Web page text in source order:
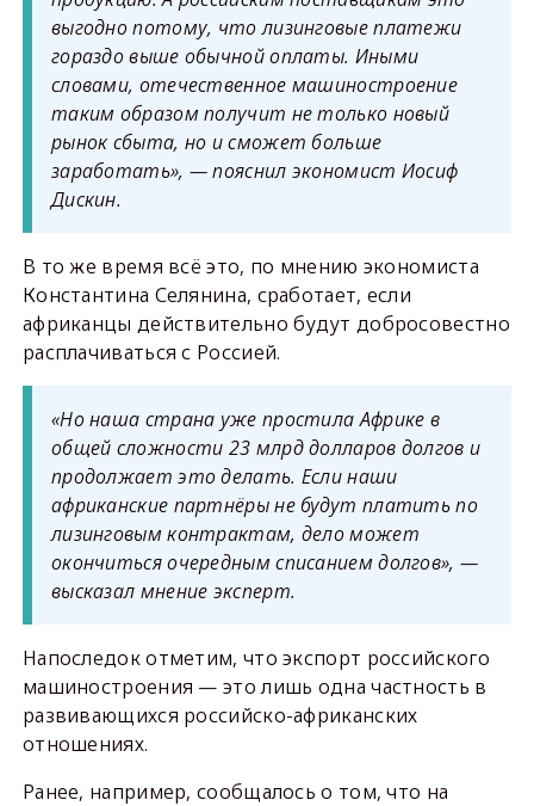
выгодно потому, что лизинговые платежи
гораздо выше обычной оплаты. Иными
словами, отечественное машиностроение
таким образом получит не только новый
рынок сбыта, но и сможет больше
заработать», — пояснил экономист Иосиф
Дискин.
В то же время всё это, по мнению экономиста
Константина Селянина, сработает, если
африканцы действительно будут добросовестно
расплачиваться с Россией.
«Но наша страна уже простила Африке в
общей сложности 23 млрд долларов долгов и
продолжает это делать. Если наши
африканские партнёры не будут платить по
лизинговым контрактам, дело может
окончиться очередным списанием долгов», —
высказал мнение эксперт.
Напоследок отметим, что экспорт российского
машиностроения — это лишь одна частность в
развивающихся российско-африканских
отношениях.
Ранее, например, сообщалось о том, что на